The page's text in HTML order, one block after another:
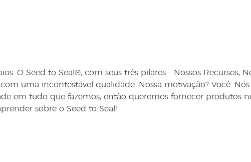
O Seed to Seal®, com seus três pilares – Nossos Recursos,
uma incontestável qualidade. Nossa motivação? Você.
em tudo que fazemos, então queremos fornecer produtos
sobre o Seed to Seal!